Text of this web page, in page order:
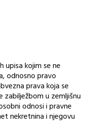
upisa kojim se ne
odnosno pravo
prava koja se
zabilježbom u zemljišnu
odnosi i pravne
nekretnina i njegovu